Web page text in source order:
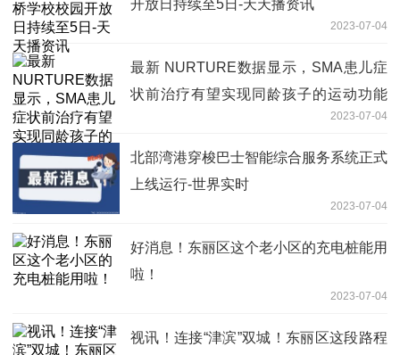
开放日持续至5日-天天播资讯
2023-07-04
最新 NURTURE数据显示，SMA患儿症
状前治疗有望实现同龄孩子的运动功能
2023-07-04
北部湾港穿梭巴士智能综合服务系统正式
上线运行-世界实时
2023-07-04
好消息！东丽区这个老小区的充电桩能用
啦！
2023-07-04
视讯！连接“津滨”双城！东丽区这段路程